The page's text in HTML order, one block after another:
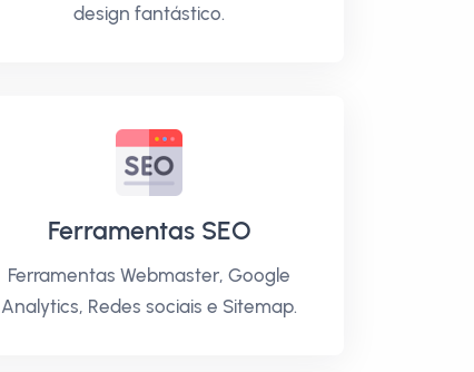
design fantástico.
Ferramentas SEO
Ferramentas Webmaster, Google
Analytics, Redes sociais e Sitemap.